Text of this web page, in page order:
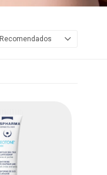
Recomendados